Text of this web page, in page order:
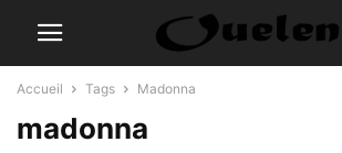
Accueil Tags Madonna
madonna